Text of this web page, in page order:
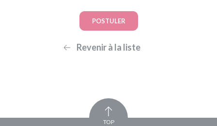
POSTULER
Revenir à la liste
TOP